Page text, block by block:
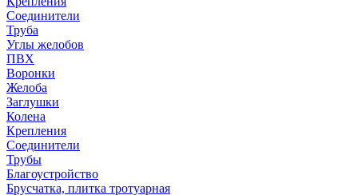
Соединители
Труба
Углы желобов
ПВХ
Воронки
Желоба
Заглушки
Колена
Крепления
Соединители
Трубы
Благоустройство
Брусчатка, плитка тротуарная